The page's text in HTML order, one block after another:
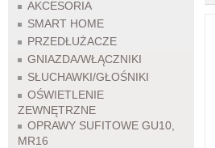
AKCESORIA
SMART HOME
PRZEDŁUŻACZE
GNIAZDA/WŁĄCZNIKI
SŁUCHAWKI/GŁOŚNIKI
OŚWIETLENIE
ZEWNĘTRZNE
OPRAWY SUFITOWE GU10,
MR16